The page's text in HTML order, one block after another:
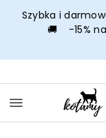
Przejdź do
Przejdź do
Przejdź do
Przejdź do
Przejdź do
Szybka i
🚚 -15%